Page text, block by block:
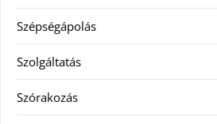
Szépségápolás
Szolgáltatás
Szórakozás